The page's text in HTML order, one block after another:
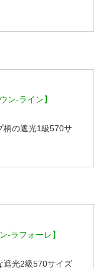
ン-ライン】
柄の遮光1級570サ
-ラフォーレ】
遮光2級570サイズ